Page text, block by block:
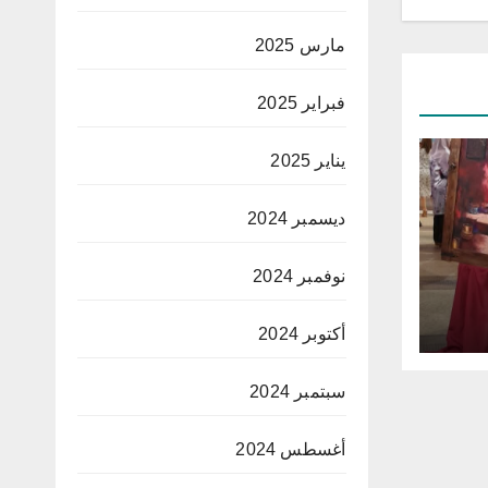
مارس 2025
فبراير 2025
يناير 2025
ديسمبر 2024
نوفمبر 2024
أكتوبر 2024
سبتمبر 2024
أغسطس 2024